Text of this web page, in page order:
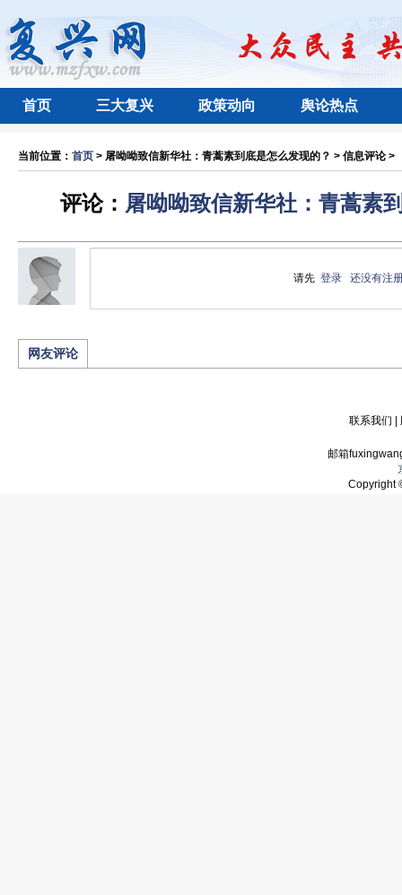
首页 三大复兴 政策动向 舆论热点
当前位置： 首页 > 屠呦呦致信新华社：青蒿素到底是怎么发现的？ > 信息评论 >
评论： 屠呦呦致信新华社：青蒿素
请先登录 还没有注
网友评论
联系我们
邮箱
Copyright